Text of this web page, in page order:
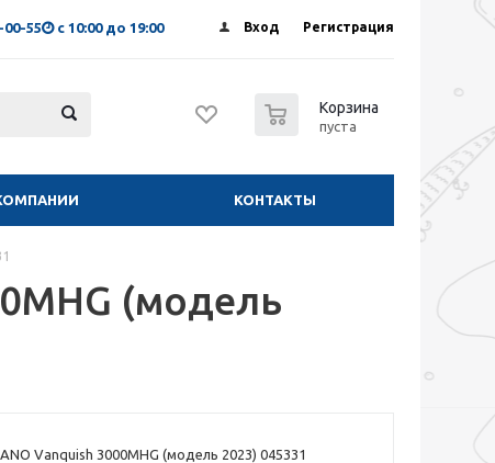
Вход Регистрация
00-55 с 10:00 до 19:00
Корзина
пуста
КОНТАКТЫ
(модель
Vanquish 3000MHG (модель 2023) 045331